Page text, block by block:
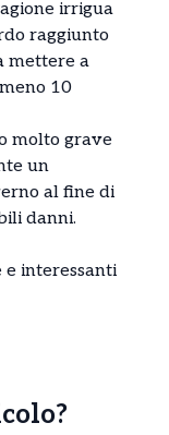
irrigua
raggiunto
mettere a
10
molto grave
un
al fine di
danni.
e interessanti